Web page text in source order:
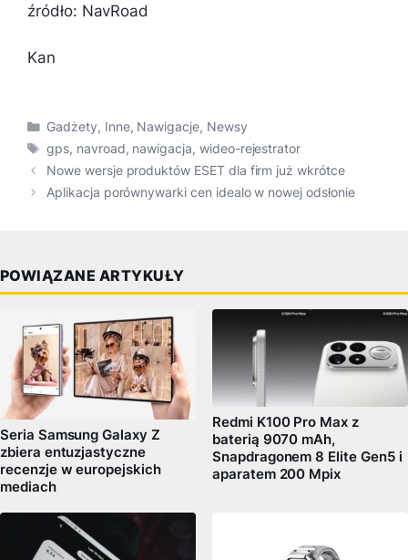
źródło: NavRoad
Kan
Kategorie
Gadżety, Inne, Nawigacje, Newsy
Tagi
gps, navroad, nawigacja, wideo-rejestrator
Nowe wersje produktów ESET dla firm już wkrótce
Aplikacja porównywarki cen idealo w nowej odsłonie
POWIĄZANE ARTYKUŁY
Seria Samsung Galaxy Z
zbiera entuzjastyczne
recenzje w europejskich
mediach
Redmi K100 Pro Max z
baterią 9070 mAh,
Snapdragonem 8 Elite Gen5 i
aparatem 200 Mpix